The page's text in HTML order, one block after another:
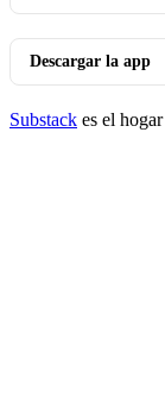
Descargar la app
Substack es el